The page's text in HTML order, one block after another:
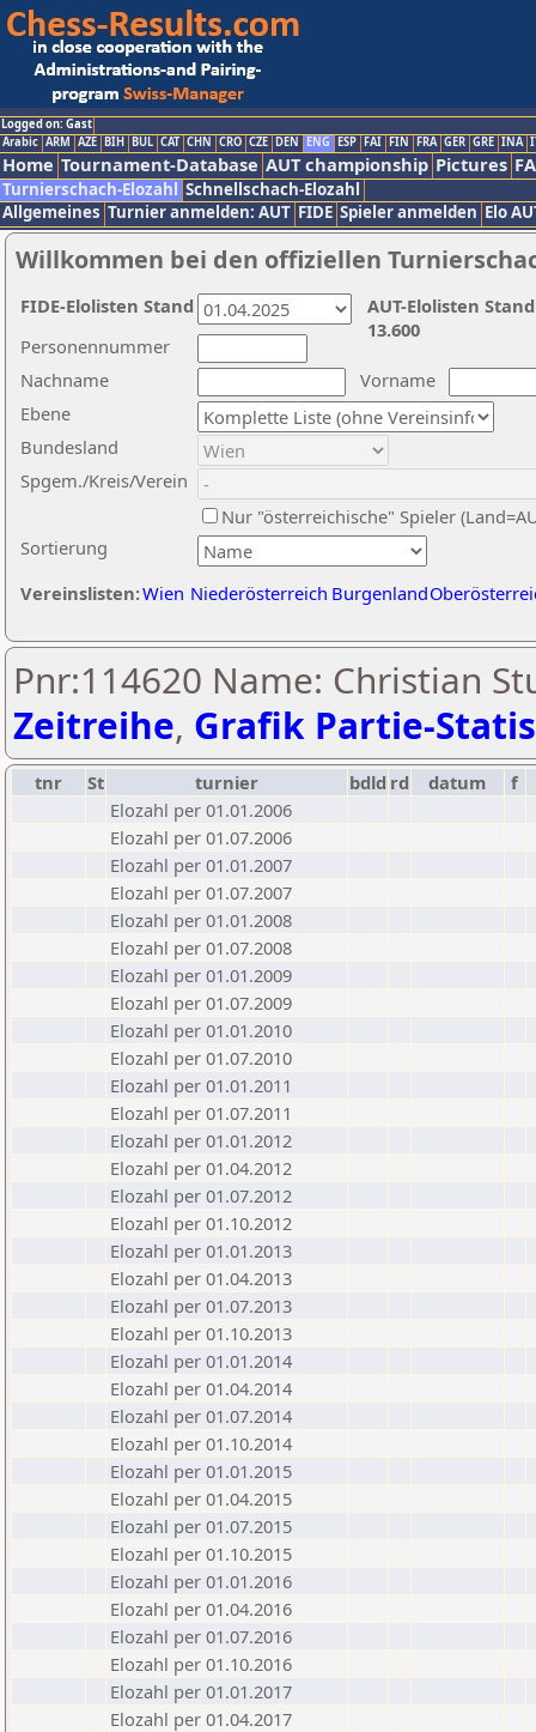
Logged on: Gast
Arabic ARM AZE BIH BUL CAT CHN CRO CZE DEN ENG ESP FAI FIN FRA GER GRE INA
Home Tournament-Database AUT championship Pictures
Turnierschach-Elozahl Schnellschach-Elozahl
Allgemeines Turnier anmelden: AUT FIDE Spieler anmelden Elo
Willkommen bei den offiziellen
Nachname
Vorname
Ebene
Sortierung
Personennummer
Bundesland
Spgem./Kreis/Verein
Nur "österreichische" Spieler
Vereinslisten:Wien Niederösterreich Burgenland
AUT-Elolisten
13.600
FIDE-Elolisten Stand
Pnr:114620 Name: Christian
Zeitreihe, Grafik Partie-
tnr St turnier bdld rd datum
f
Elozahl per 01.01.2006
Elozahl per 01.07.2006
Elozahl per 01.01.2007
Elozahl per 01.07.2007
Elozahl per 01.01.2008
Elozahl per 01.07.2008
Elozahl per 01.01.2009
Elozahl per 01.07.2009
Elozahl per 01.01.2010
Elozahl per 01.07.2010
Elozahl per 01.01.2011
Elozahl per 01.07.2011
Elozahl per 01.01.2012
Elozahl per 01.04.2012
Elozahl per 01.07.2012
Elozahl per 01.10.2012
Elozahl per 01.01.2013
Elozahl per 01.04.2013
Elozahl per 01.07.2013
Elozahl per 01.10.2013
Elozahl per 01.01.2014
Elozahl per 01.04.2014
Elozahl per 01.07.2014
Elozahl per 01.10.2014
Elozahl per 01.01.2015
Elozahl per 01.04.2015
Elozahl per 01.07.2015
Elozahl per 01.10.2015
Elozahl per 01.01.2016
Elozahl per 01.04.2016
Elozahl per 01.07.2016
Elozahl per 01.10.2016
Elozahl per 01.01.2017
Elozahl per 01.04.2017